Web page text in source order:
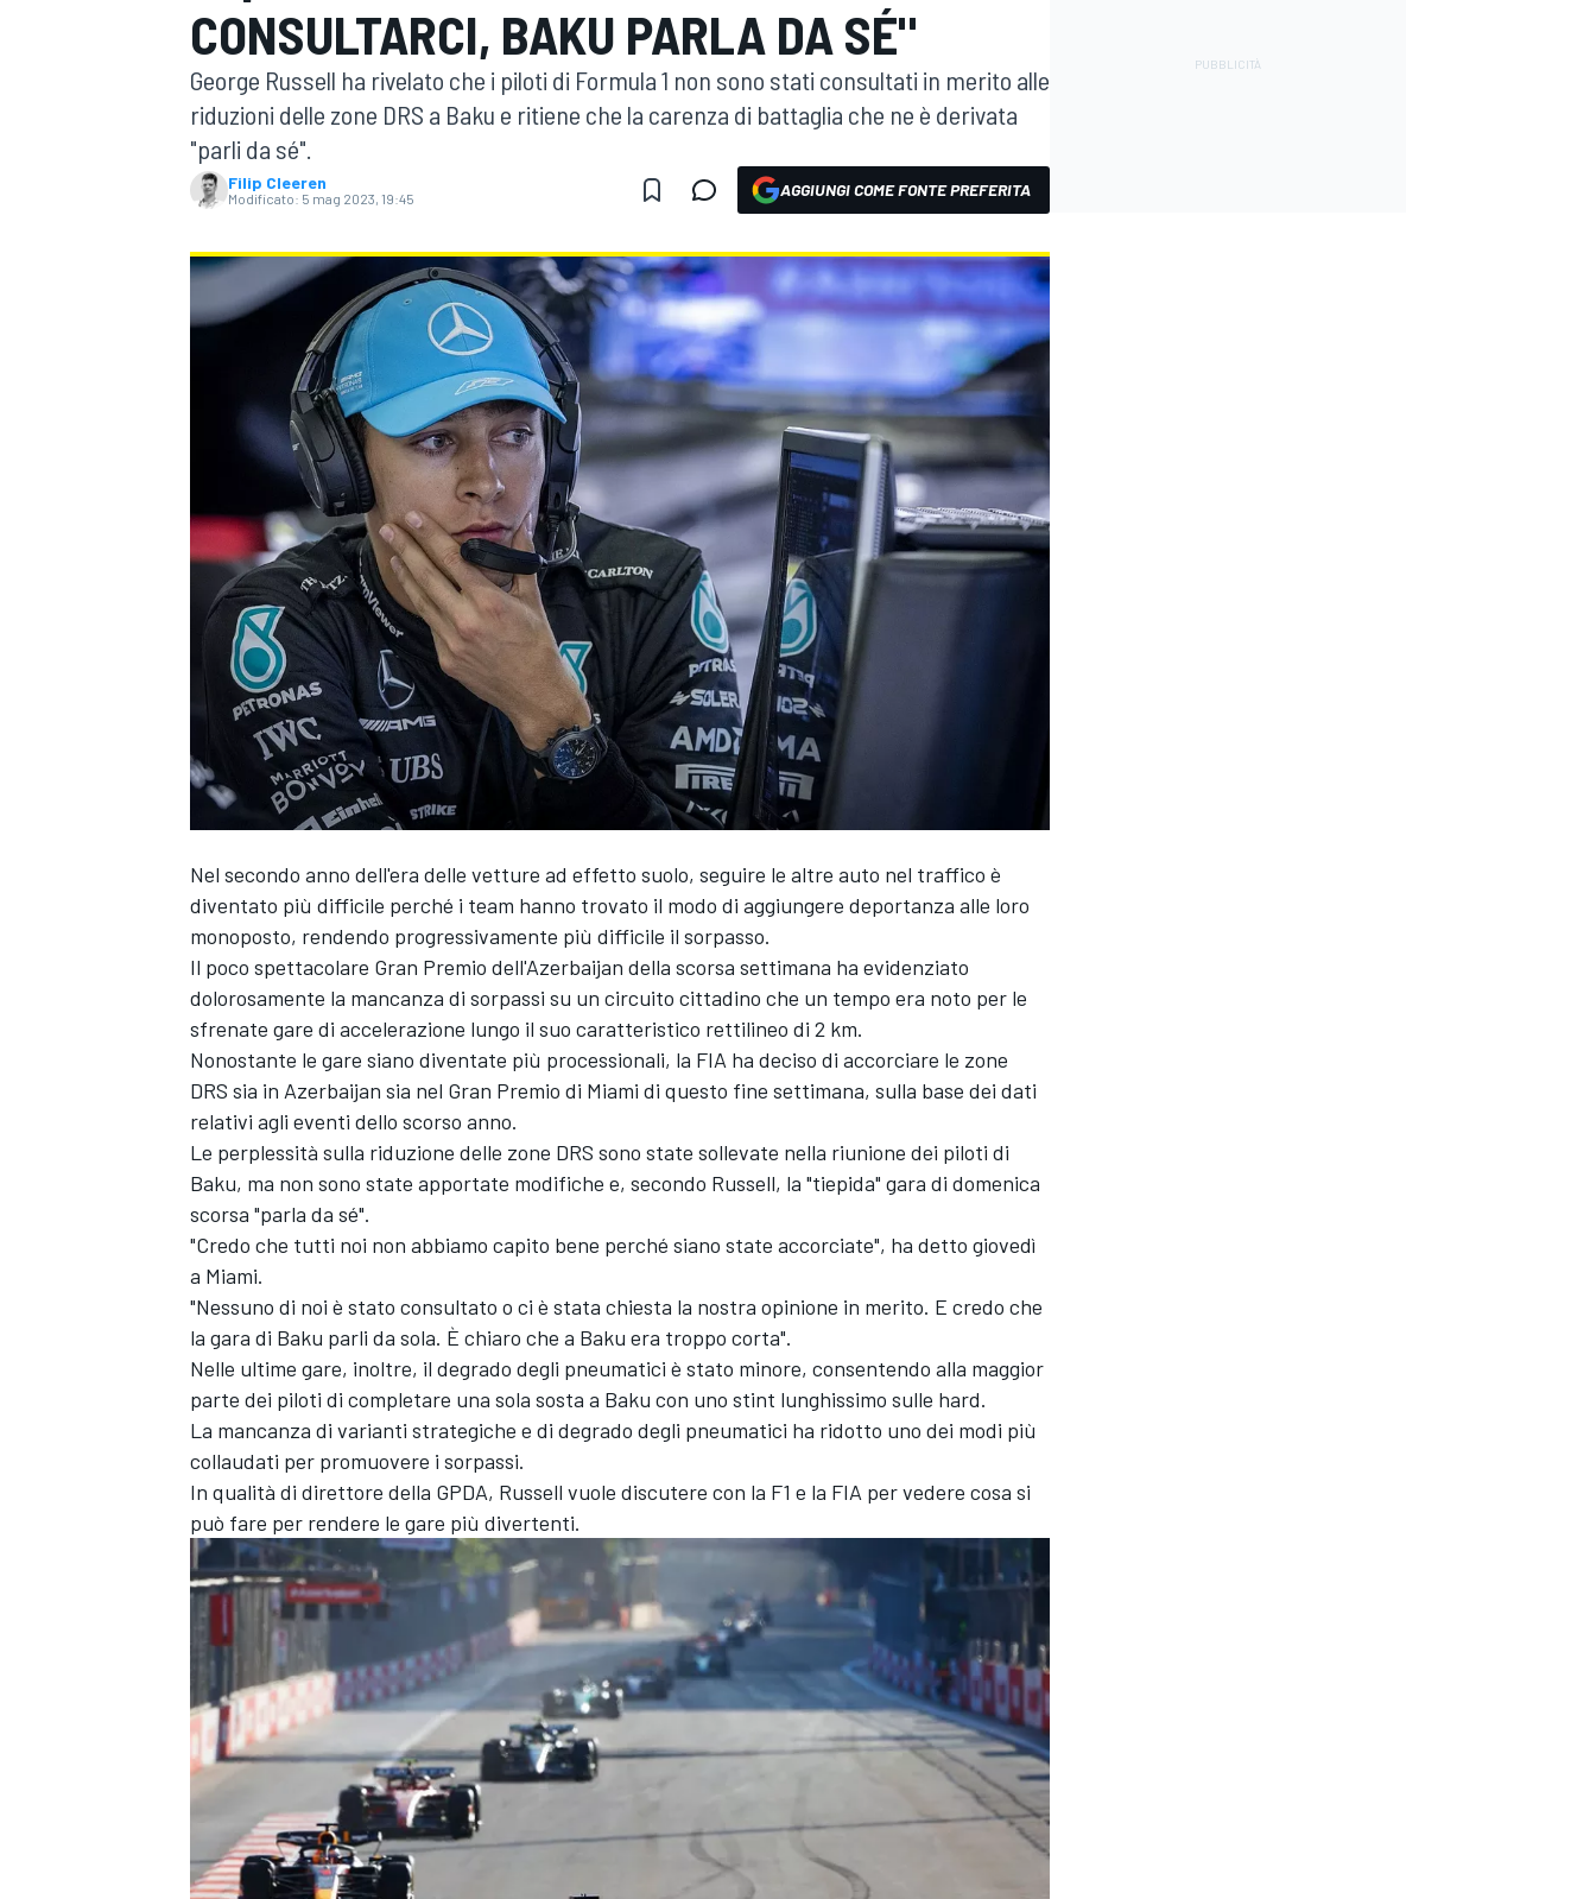
MOTOGP WEC
MONOPOSTO
CONSULTARCI, BAKU PARLA DA SÉ"
George Russell ha rivelato che i piloti di Formula 1 non sono stati consultati in merito alle
riduzioni delle zone DRS a Baku e ritiene che la carenza di battaglia che ne è derivata
"parli da sé".
Filip Cleeren
Modificato: 5 mag 2023, 19:45 AGGIUNGI COME FONTE PREFERITA
Nel secondo anno dell'era delle vetture ad effetto suolo, seguire le altre auto nel traffico è
diventato più difficile perché i team hanno trovato il modo di aggiungere deportanza alle loro
monoposto, rendendo progressivamente più difficile il sorpasso.
Il poco spettacolare Gran Premio dell'Azerbaijan della scorsa settimana ha evidenziato
dolorosamente la mancanza di sorpassi su un circuito cittadino che un tempo era noto per le
sfrenate gare di accelerazione lungo il suo caratteristico rettilineo di 2 km.
Nonostante le gare siano diventate più processionali, la FIA ha deciso di accorciare le zone
DRS sia in Azerbaijan sia nel Gran Premio di Miami di questo fine settimana, sulla base dei dati
relativi agli eventi dello scorso anno.
Le perplessità sulla riduzione delle zone DRS sono state sollevate nella riunione dei piloti di
Baku, ma non sono state apportate modifiche e, secondo Russell, la "tiepida" gara di domenica
scorsa "parla da sé".
"Credo che tutti noi non abbiamo capito bene perché siano state accorciate", ha detto giovedì
a Miami.
"Nessuno di noi è stato consultato o ci è stata chiesta la nostra opinione in merito. E credo che
la gara di Baku parli da sola. È chiaro che a Baku era troppo corta".
Nelle ultime gare, inoltre, il degrado degli pneumatici è stato minore, consentendo alla maggior
parte dei piloti di completare una sola sosta a Baku con uno stint lunghissimo sulle hard.
La mancanza di varianti strategiche e di degrado degli pneumatici ha ridotto uno dei modi più
collaudati per promuovere i sorpassi.
In qualità di direttore della GPDA, Russell vuole discutere con la F1 e la FIA per vedere cosa si
può fare per rendere le gare più divertenti.